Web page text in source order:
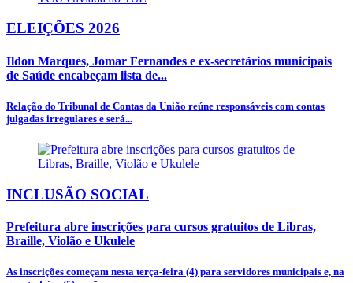
ELEIÇÕES 2026
Ildon Marques, Jomar Fernandes e ex-secretários municipais
de Saúde encabeçam lista de...
Relação do Tribunal de Contas da União reúne responsáveis com contas
julgadas irregulares e será...
INCLUSÃO SOCIAL
Prefeitura abre inscrições para cursos gratuitos de Libras,
Braille, Violão e Ukulele
As inscrições começam nesta terça-feira (4) para servidores municipais e, na